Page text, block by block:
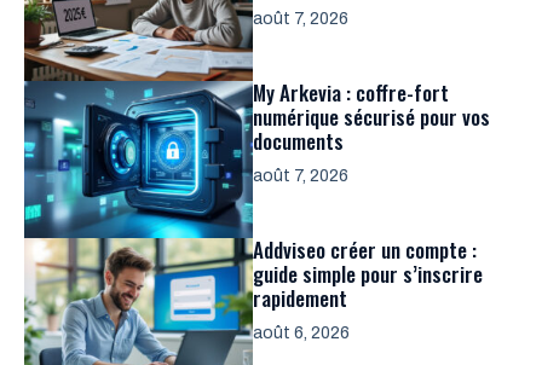
août 7, 2026
My Arkevia : coffre-fort
numérique sécurisé pour vos
documents
août 7, 2026
Addviseo créer un compte :
guide simple pour s’inscrire
rapidement
août 6, 2026